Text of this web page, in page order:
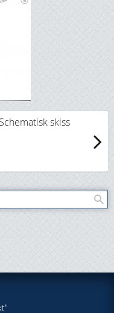
skiss